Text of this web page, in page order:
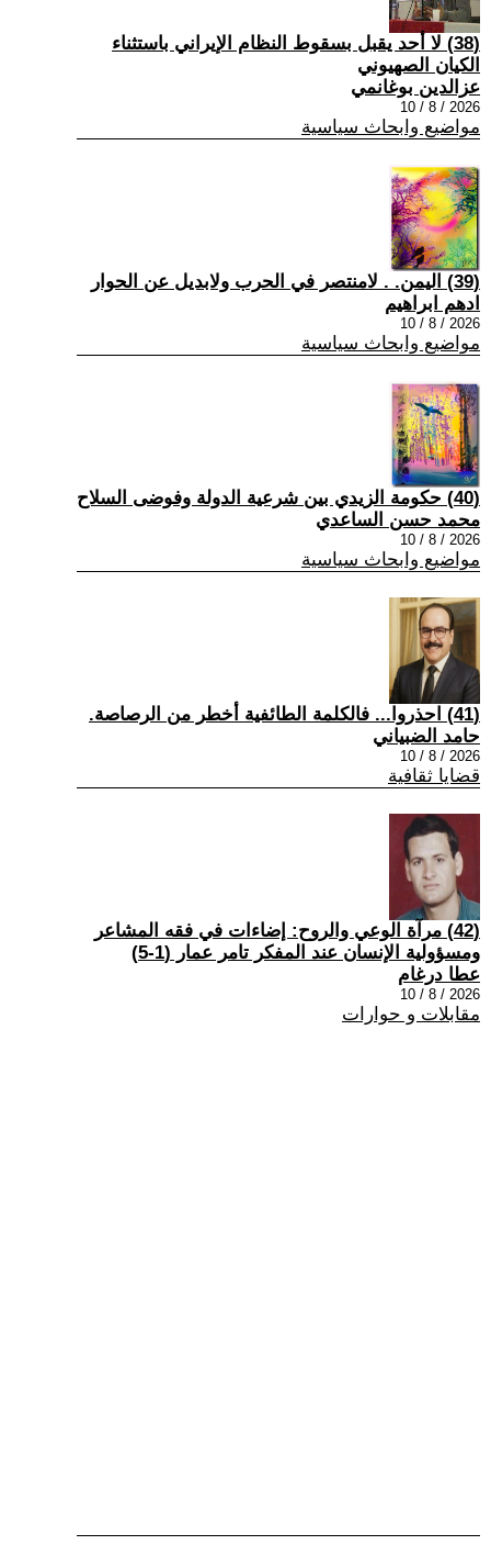
(38) لا أحد يقبل بسقوط النظام الإيراني باستثناء
الكيان الصهيوني
عزالدين بوغانمي
2026 / 8 / 10
مواضيع وابحاث سياسية
(39) اليمن. . لامنتصر في الحرب ولابديل عن الحوار
ادهم ابراهيم
2026 / 8 / 10
مواضيع وابحاث سياسية
(40) حكومة الزيدي بين شرعية الدولة وفوضى السلاح
محمد حسن الساعدي
2026 / 8 / 10
مواضيع وابحاث سياسية
(41) احذروا... فالكلمة الطائفية أخطر من الرصاصة.
حامد الضبياني
2026 / 8 / 10
قضايا ثقافية
(42) مرآة الوعي والروح: إضاءات في فقه المشاعر
ومسؤولية الإنسان عند المفكر تامر عمار (1-5)
عطا درغام
2026 / 8 / 10
مقابلات و حوارات